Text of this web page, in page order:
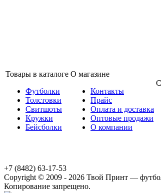
Товары в каталоге
Футболки
Толстовки
Свитшоты
Кружки
Бейсболки
О магазине
Контакты
Прайс
Оплата и доставка
Оптовые продажи
О компании
+7 (8482) 63-17-53
Copyright © 2009 - 2026 Твой Принт —
Копирование запрещено.